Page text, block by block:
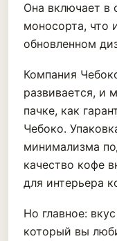
Она включает в
моносорта, что
обновленном
Компания
развивается, и
пачке, как
Чебоко.
минимализма
качество кофе
для интерьера
Но главное:
который вы